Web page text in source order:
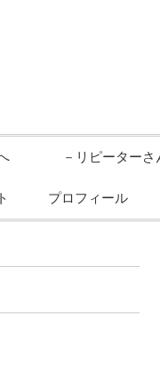
－リピーターさ
プロフィール